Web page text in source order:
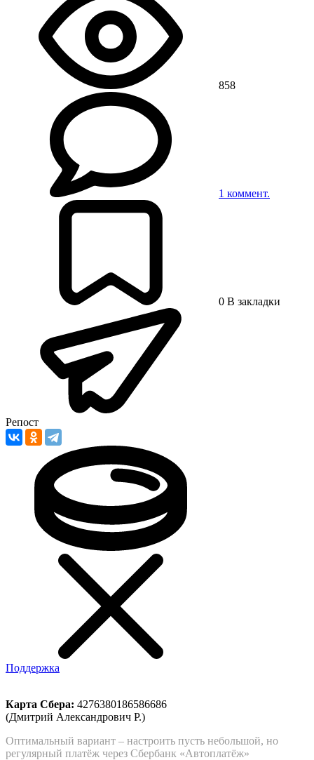
858
1 коммент.
0 В закладки
Репост
Поддержка
Карта Сбера: 4276380186586686
(Дмитрий Александрович Р.)
Оптимальный вариант – настроить пусть небольшой, но
регулярный платёж через Сбербанк «Автоплатёж»